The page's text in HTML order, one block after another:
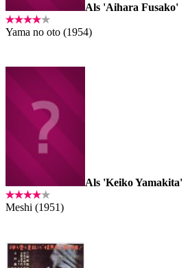
Als 'Aihara Fusako'
Yama no oto (1954)
Als 'Keiko Yamakita'
Meshi (1951)